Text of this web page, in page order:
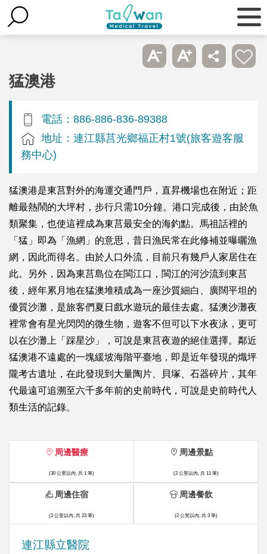
猛澳港
電話：886-886-836-89388
地址：連江縣莒光鄉福正村1號(旅客遊客服
務中心)
猛澳港是東莒對外的海運交通門戶，直昇機場也在附近；距
離最熱鬧的大坪村，步行只需10分鐘。港口完成後，由於魚
類聚集，也使這裡成為東莒最安全的海釣點。馬祖話裡的
「猛」即為「漁網」的意思，昔日漁民常在此修補並曝曬漁
網，因此而得名。由於人口外流，目前只有幾戶人家居住在
此。另外，因為東莒島位在閩江口，閩江的河沙流到東莒
後，經年累月地在猛澳堆積成為一座沙質細白、廣闊平坦的
優質沙灘，是旅客們夏日戲水遊玩的最佳去處。猛澳沙灘夜
裡常會有星光閃閃的微生物，遊客不但可以下水夜泳，更可
以在沙灘上「踩星沙」，可說是東莒夜遊的絕佳選擇。鄰近
猛澳港不遠處的一塊緩坡海階平臺地，即是近年發現的熾坪
隴考古遺址，在此發現到大量陶片、貝塚、石器碎片，其年
代最遠可追溯至六千多年前的史前時代，可說是史前時代人
類生活的記錄。
周邊醫療
(30 公里以內, 共 1 筆)
連江縣立醫院
周邊景點
(2 公里以內, 共 11 筆)
周邊住宿
(2 公里以內, 共 23 筆)
周邊餐飲
(2 公里以內, 共 3 筆)